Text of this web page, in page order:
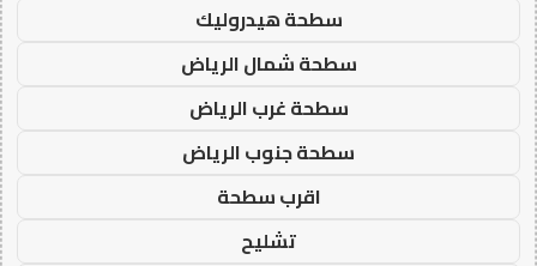
سطحة هيدروليك
سطحة شمال الرياض
سطحة غرب الرياض
سطحة جنوب الرياض
اقرب سطحة
تشليح